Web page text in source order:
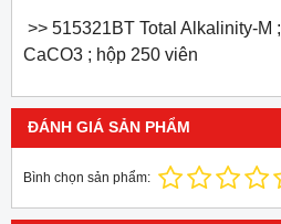
>> 515321BT Total Alkalinity-M ;
CaCO3 ; hộp 250 viên
ĐÁNH GIÁ SẢN PHẨM
Bình chọn sản phẩm: